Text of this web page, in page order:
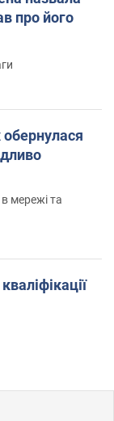
про його
обернулася
мережі та